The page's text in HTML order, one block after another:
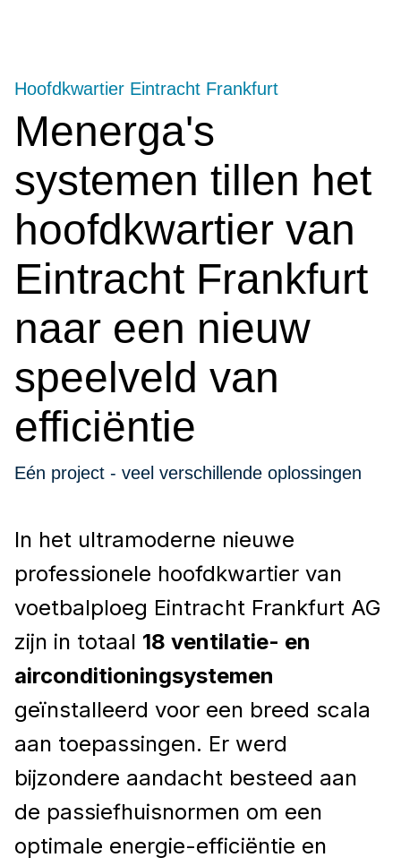
Menerga's
systemen tillen het
hoofdkwartier van
Eintracht Frankfurt
naar een nieuw
speelveld van
efficiëntie
Eén project - veel verschillende oplossingen
Hoofdkwartier Eintracht Frankfurt
In het ultramoderne nieuwe
professionele hoofdkwartier van
voetbalploeg Eintracht Frankfurt AG
zijn in totaal 18 ventilatie- en
airconditioningsystemen
geïnstalleerd voor een breed scala
aan toepassingen. Er werd
bijzondere aandacht besteed aan
de passiefhuisnormen om een
optimale energie-efficiëntie en